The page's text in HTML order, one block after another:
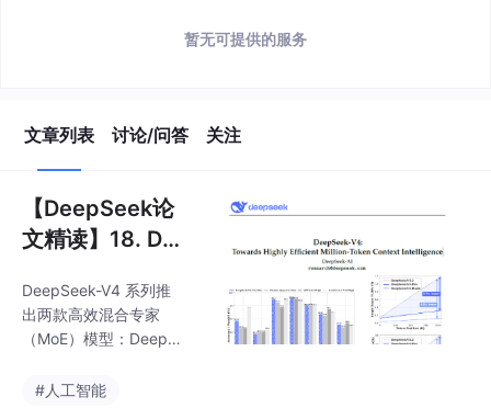
暂无可提供的服务
文章列表 讨论/问答 关注
【DeepSeek论
文精读】18. De
入百万上下文的
普惠智能
DeepSeek-V4 系列推
出两款高效混合专家
（MoE）模型：DeepS
ek-V4-Flash，均支持
#人工智能